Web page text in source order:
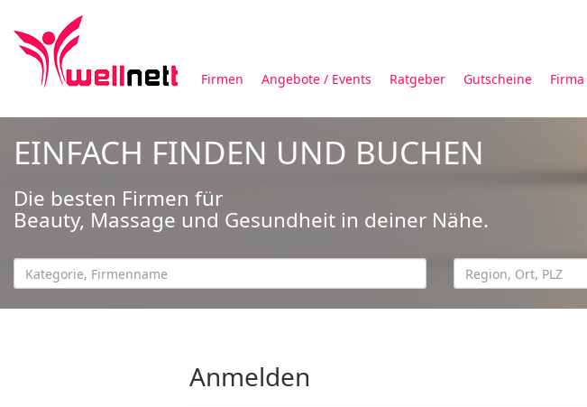
Firmen Angebote / Events Ratgeber Gutscheine
EINFACH FINDEN UND BUCHEN
Die besten Firmen für
Beauty, Massage und Gesundheit in deiner Nähe.
Anmelden